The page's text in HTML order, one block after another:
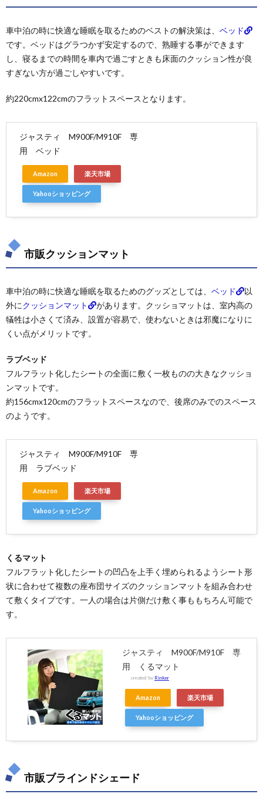
車中泊の時に快適な睡眠を取るためのベストの解決策は、 ベッド
です。ベッドはグラつかず安定するので、熟睡する事ができます
し、寝るまでの時間を車内で過ごすときも床面のクッション性が良
すぎない方が過ごしやすいです。
約220cmx122cmのフラットスペースとなります。
ジャスティ M900F/M910F 専
用 ベッド
Amazon 楽天市場
Yahooショッピング
市販クッションマット
車中泊の時に快適な睡眠を取るためのグッズとしては、 ベッド
以
外にクッションマット
があります。クッショマットは、室内高の
犠牲は小さくて済み、設置が容易で、使わないときは邪魔になりに
くい点がメリットです。
ラブベッド
フルフラット化したシートの全面に敷く一枚ものの大きなクッショ
ンマットです。
約156cmx120cmのフラットスペースなので、後席のみでのスペース
のようです。
ジャスティ M900F/M910F 専
用 ラブベッド
Amazon 楽天市場
Yahooショッピング
くるマット
フルフラット化したシートの凹凸を上手く埋められるようシート形
状に合わせて複数の座布団サイズのクッションマットを組み合わせ
て敷くタイプです。一人の場合は片側だけ敷く事ももちろん可能で
す。
ジャスティ M900F/M910F 専
用 くるマット
created by Rinker
Amazon 楽天市場
Yahooショッピング
市販ブラインドシェード